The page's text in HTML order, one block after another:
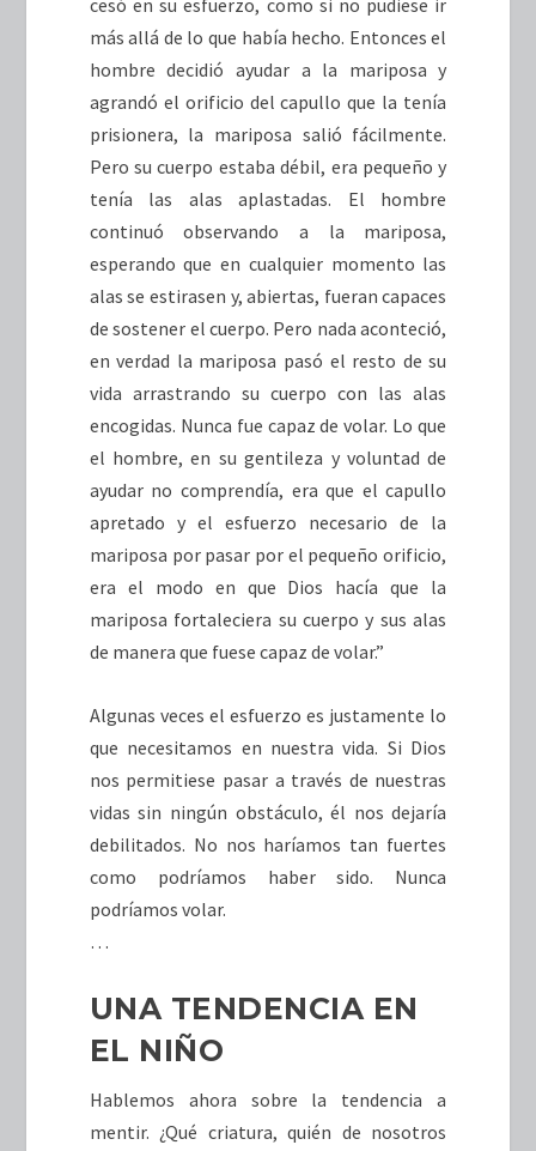
cesó en su esfuerzo, como si no pudiese ir
más allá de lo que había hecho. Entonces el
hombre decidió ayudar a la mariposa y
agrandó el orificio del capullo que la tenía
prisionera, la mariposa salió fácilmente.
Pero su cuerpo estaba débil, era pequeño y
tenía las alas aplastadas. El hombre
continuó observando a la mariposa,
esperando que en cualquier momento las
alas se estirasen y, abiertas, fueran capaces
de sostener el cuerpo. Pero nada aconteció,
en verdad la mariposa pasó el resto de su
vida arrastrando su cuerpo con las alas
encogidas. Nunca fue capaz de volar. Lo que
el hombre, en su gentileza y voluntad de
ayudar no comprendía, era que el capullo
apretado y el esfuerzo necesario de la
mariposa por pasar por el pequeño orificio,
era el modo en que Dios hacía que la
mariposa fortaleciera su cuerpo y sus alas
de manera que fuese capaz de volar.”
Algunas veces el esfuerzo es justamente lo
que necesitamos en nuestra vida. Si Dios
nos permitiese pasar a través de nuestras
vidas sin ningún obstáculo, él nos dejaría
debilitados. No nos haríamos tan fuertes
como podríamos haber sido. Nunca
podríamos volar.
…
UNA TENDENCIA EN
EL NIÑO
Hablemos ahora sobre la tendencia a
mentir. ¿Qué criatura, quién de nosotros